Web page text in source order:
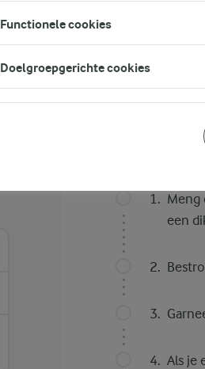
Meng
een
Als je
Functionele cookies
Doelgroepgerichte cookies